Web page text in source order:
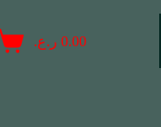
0.00 ر.ع.